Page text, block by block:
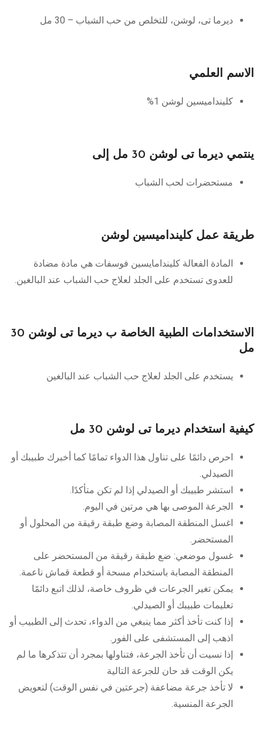
ديرما تى، لوشن، للتخلص من حب الشباب – 30 مل
الاسم العلمي
كلينداميسين لوشن 1%
ينتمي ديرما تى لوشن 30 مل إلى
مستحضرات لحب الشباب
طريقة عمل كلينداميسين لوشن
المادة الفعالة كليندامايسين فوسفات هي مادة مضادة
للعدوى تستخدم على الجلد لعلاج حب الشباب عند البالغين.
الاستخدامات الطبية الخاصة ب ديرما تى لوشن 30
مل
يستخدم على الجلد لعلاج حب الشباب عند البالغين
كيفية استخدام ديرما تى لوشن 30 مل
احرص دائمًا على تناول هذا الدواء تمامًا كما أخبرك طبيبك أو
الصيدلي.
استشر طبيبك أو الصيدلي إذا لم تكن متأكدًا.
الجرعة الموصى بها هي مرتين في اليوم.
اغسل المنطقة المصابة وضع طبقة رقيقة من المحلول أو
المستحضر.
غسول موضعي: ضع طبقة رقيقة من المستحضر على
المنطقة المصابة باستخدام مسحة أو قطعة قماش ناعمة.
يمكن تغير الجرعات في ظروف خاصة، لذلك اتبع دائمًا
تعليمات طبيبك أو الصيدلي.
إذا كنت تأخذ أكثر مما ينبغي من الدواء، تحدث إلى الطبيب أو
اذهب إلى المستشفى على الفور.
إذا نسيت أن تأخذ الجرعة، فتناولها بمجرد أن تتذكرها ما لم
يكن الوقت قد حان للجرعة التالية
لا تأخذ جرعة مضاعفة (جرعتين في نفس الوقت) لتعويض
الجرعة المنسية.